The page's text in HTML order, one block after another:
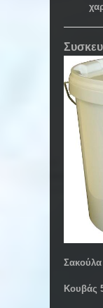
Σακούλα
Κουβάς